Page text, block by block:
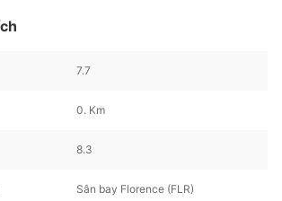
7.7
0. Km
8.3
Sân bay Florence (FLR)